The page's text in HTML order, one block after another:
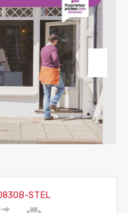
STEL